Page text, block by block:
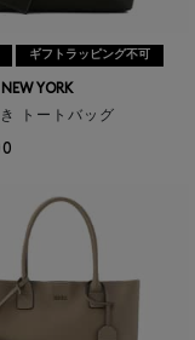
ギフトラッピング不可
NEW YORK
トートバッグ